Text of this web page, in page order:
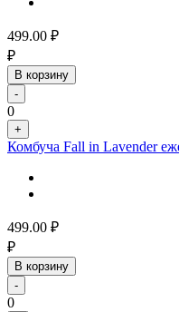
499.00 ₽
₽
В корзину
-
0
+
Комбуча Fall in Lavender
499.00 ₽
₽
В корзину
-
0